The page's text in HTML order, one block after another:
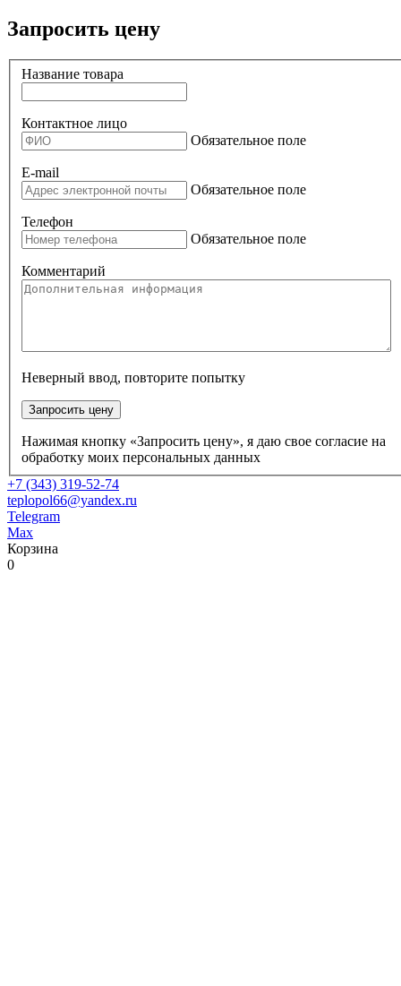
Запросить цену
Название товара
Контактное лицо
Обязательное поле
E-mail
Обязательное поле
Телефон
Обязательное поле
Комментарий
Неверный ввод, повторите попытку
Запросить цену
Нажимая кнопку «Запросить цену», я даю свое согласие на
обработку моих персональных данных
+7 (343) 319-52-74
teplopol66@yandex.ru
Telegram
Max
Корзина
0